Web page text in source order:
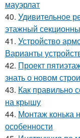
мауэрлат
40. Удивительное
этажный
41. Устройство
Варианты
42. Проект
знать о новом
43. Как правильно
на крышу
44. Монтаж конька
особенности